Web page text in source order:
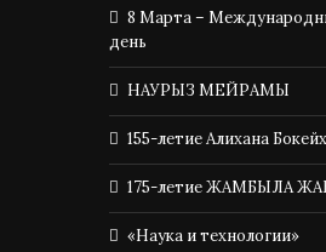
8 Марта –
день
НАУРЫЗ МЕЙРАМЫ
155-летие Алихана
175-летие ЖАМБЫЛА
«Наука и технологии»